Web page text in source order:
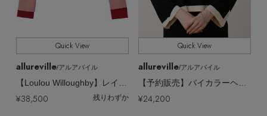
Quick View
allureville/アルアバイル
¥24,200
Quick View
allureville/アルアバイル
¥38,500 残りわずか